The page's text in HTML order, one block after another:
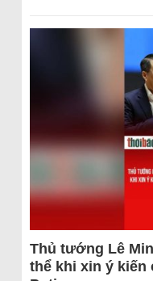
Thủ tướng Lê
thể khi xin ý kiến